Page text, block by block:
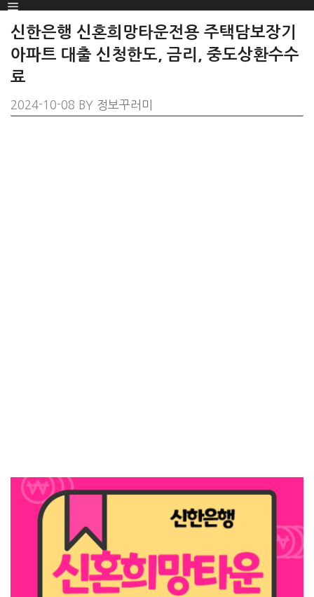
SKIP
TO
CONTENT
Menu
신한은행 신혼희망타운전용 주택담보장기
아파트 대출 신청한도, 금리, 중도상환수수
료
2024-10-08 BY 정보꾸러미